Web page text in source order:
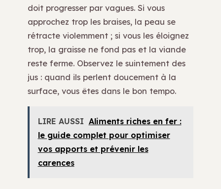
doit progresser par vagues. Si vous
approchez trop les braises, la peau se
rétracte violemment ; si vous les éloignez
trop, la graisse ne fond pas et la viande
reste ferme. Observez le suintement des
jus : quand ils perlent doucement à la
surface, vous êtes dans le bon tempo.
LIRE AUSSI Aliments riches en fer :
le guide complet pour optimiser
vos apports et prévenir les
carences